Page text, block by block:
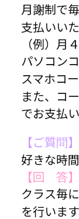
月謝制で
支払いい
（例）月
パソコン
スマホコ
また、コ
でお支払
【ご質問】
好きな時
【回 答】
クラス毎
を行います